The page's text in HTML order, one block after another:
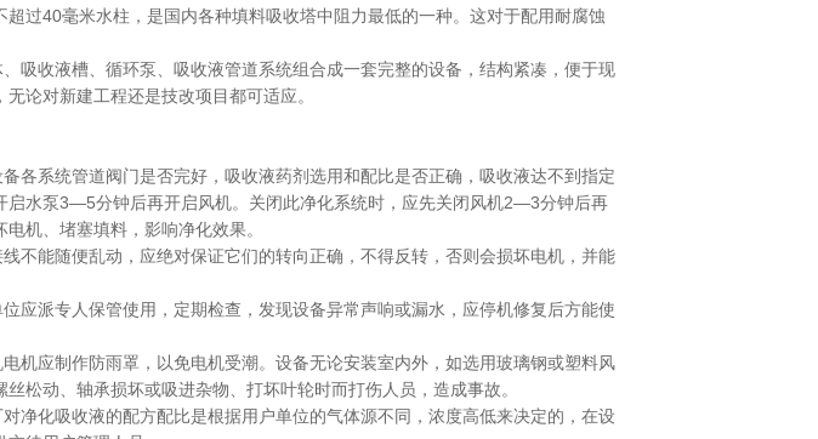
过40毫米水柱，是国内各种填料吸收塔中阻力最低的一种。这对于配用耐腐蚀
吸收液槽、循环泵、吸收液管道系统组合成一套完整的设备，结构紧凑，便于现
论对新建工程还是技改项目都可适应。
各系统管道阀门是否完好，吸收液药剂选用和配比是否正确，吸收液达不到指定
启水泵3—5分钟后再开启风机。关闭此净化系统时，应先关闭风机2—3分钟后再
机、堵塞填料，影响净化效果。
不能随便乱动，应绝对保证它们的转向正确，不得反转，否则会损坏电机，并能
应派专人保管使用，定期检查，发现设备异常声响或漏水，应停机修复后方能使
机应制作防雨罩，以免电机受潮。设备无论安装室内外，如选用玻璃钢或塑料风
松动、轴承损坏或吸进杂物、打坏叶轮时而打伤人员，造成事故。
净化吸收液的配方配比是根据用户单位的气体源不同，浓度高低来决定的，在设